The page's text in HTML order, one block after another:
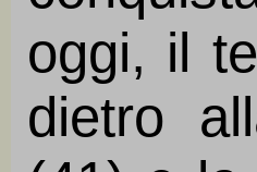
oggi, il
dietro